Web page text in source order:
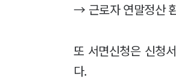
→ 근로자 연말정산
또 서면신청은 신청
다.